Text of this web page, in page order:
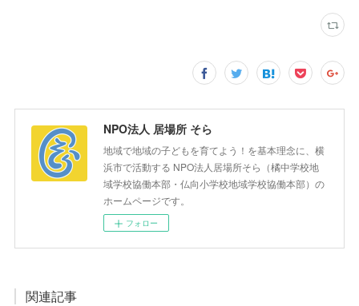
NPO法人 居場所 そら
地域で地域の子どもを育てよう！を基本理念に、横
浜市で活動する NPO法人居場所そら（橘中学校地
域学校協働本部・仏向小学校地域学校協働本部）の
ホームページです。
フォロー
関連記事